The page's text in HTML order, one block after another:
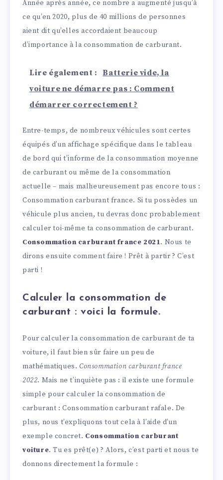
Année après année, ce nombre a augmenté jusqu’à
ce qu’en 2020, plus de 40 millions de personnes
aient dit qu’elles accordaient beaucoup
d’importance à la consommation de carburant.
Lire également :
Batterie vide, la
voiture ne démarre pas : Comment
démarrer correctement ?
Entre-temps, de nombreux véhicules sont certes
équipés d’un affichage spécifique dans le tableau
de bord qui t’informe de la consommation moyenne
de carburant ou même de la consommation
actuelle – mais malheureusement pas encore tous :
Consommation carburant france. Si tu possèdes un
véhicule plus ancien, tu devras donc probablement
calculer toi-même ta consommation de carburant.
Consommation carburant france 2021. Nous te
dirons ensuite comment faire ! Prêt à partir ? C’est
parti !
Calculer la consommation de
carburant : voici la formule.
Pour calculer la consommation de carburant de ta
voiture, il faut bien sûr faire un peu de
mathématiques. Consommation carburant france
2022. Mais ne t’inquiète pas : il existe une formule
simple pour calculer la consommation de
carburant : Consommation carburant rafale. De
plus, nous t’expliquons tout cela à l’aide d’un
exemple concret. Consommation carburant
voiture. Tu es prêt(e) ? Alors, c’est parti et nous te
donnons directement la formule :